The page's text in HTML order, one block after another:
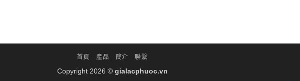
首頁 產品 簡介 聯繫
Copyright 2026 © gialacphuoc.vn